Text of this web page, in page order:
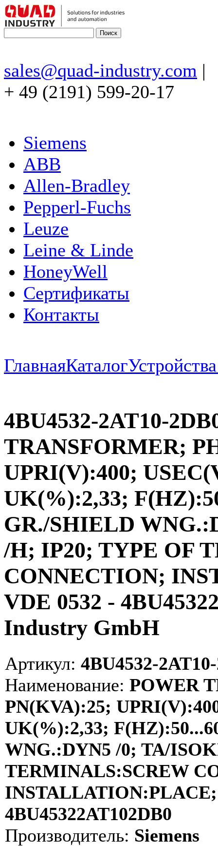
sales@quad-industry.com |
+ 49 (2191) 599-20-17
Siemens
ABB
Allen-Bradley
Pepperl-Fuchs
Leuze
Leine & Linde
HoneyWell
Сертификаты
Контакты
ГлавнаяКаталог
4BU4532-2AT10-
TRANSFORMER;
UPRI(V):400;
UK(%):2,33;
GR./SHIELD
/H; IP20; TYPE OF
CONNECTION;
VDE 0532 -
Industry GmbH
Артикул: 4BU4532-
Наименование: POWER
PN(KVA):25;
UK(%):2,33;
WNG.:DYN5 /0; TA/
TERMINALS:SCREW
INSTALLATION:PLACE;
4BU45322AT102DB0
Производитель: Siemens